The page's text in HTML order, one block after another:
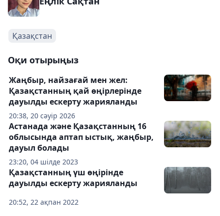
Қазақстан
Оқи отырыңыз
20:38, 20 сәуір 2026
Жаңбыр, найзағай мен жел:
Қазақстанның қай өңірлерінде
дауылды ескерту жарияланды
23:20, 04 шілде 2023
Астанада және Қазақстанның 16
облысында аптап ыстық, жаңбыр,
дауыл болады
20:52, 22 ақпан 2022
Қазақстанның үш өңірінде
дауылды ескерту жарияланды